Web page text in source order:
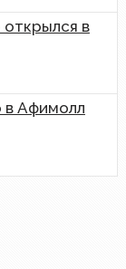
в
в Афимолл